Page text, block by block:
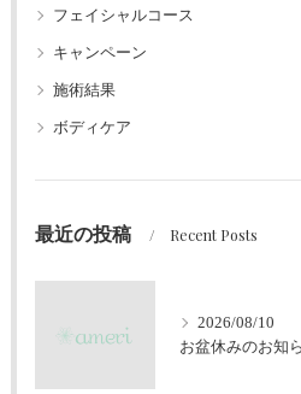
フェイシャルコース
キャンペーン
施術結果
ボディケア
最近の投稿 Recent Posts
2026/08/10
お盆休みのお知